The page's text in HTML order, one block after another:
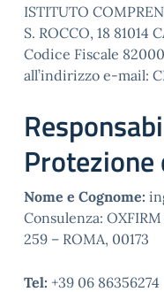
ISTITUTO
S. ROCCO, 18 81014
Codice Fiscale
all’indirizzo e-mail:
Protezione
Nome e Cognome:
Consulenza:
259 – ROMA, 00173
Tel: +39 06 86356274